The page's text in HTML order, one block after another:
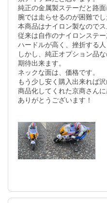
純正の金属製ステーだと路
腕では走らせるのが困難でし
本商品はナイロン製なので
従来は自作のナイロンステ
ハードルが高く、挫折する人
しかし、純正オプション品
期待出来ます。
ネックな面は、価格です。
もう少し安く購入出来れば沢
商品化してくれた京商さんに
ありがとうございます！